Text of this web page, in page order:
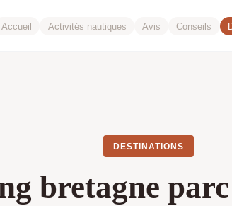
Accueil Activités nautiques Avis Conseils
DESTINATIONS
bretagne